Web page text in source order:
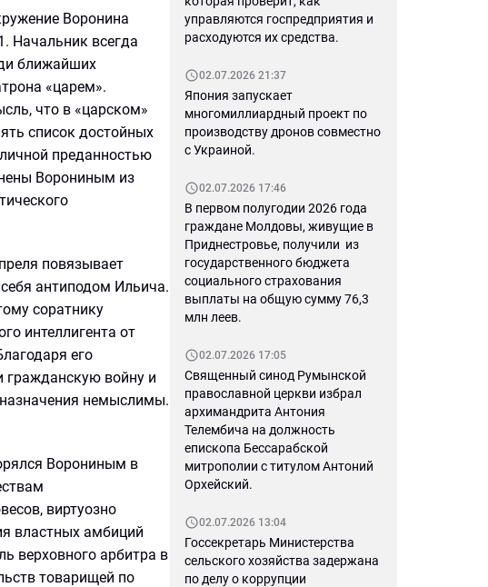
Воронина
Начальник всегда
ближайших
«царем».
что в «царском»
список достойных
преданностью
Ворониным из
повязывает
антиподом Ильича.
соратнику
интеллигента от
его
гражданскую войну и
немыслимы.
Ворониным в
виртуозно
властных амбиций
верховного арбитра в
товарищей по
управляются госпредприятия и
расходуются их средства.
02.07.2026 21:37
Япония запускает
многомиллиардный проект по
производству дронов совместно
с Украиной.
02.07.2026 17:46
В первом полугодии 2026 года
граждане Молдовы, живущие в
Приднестровье, получили из
государственного бюджета
социального страхования
выплаты на общую сумму 76,3
млн леев.
02.07.2026 17:05
Священный синод Румынской
православной церкви избрал
архимандрита Антония
Телембича на должность
епископа Бессарабской
митрополии с титулом Антоний
Орхейский.
02.07.2026 13:04
Госсекретарь Министерства
сельского хозяйства задержана
по делу о коррупции